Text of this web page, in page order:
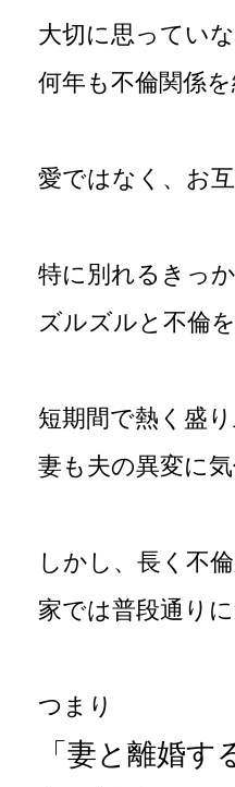
大切に思ってい
何年も不倫関係
愛ではなく、お
特に別れるきっ
ズルズルと不倫
短期間で熱く盛
妻も夫の異変に
しかし、長く不
家では普段通り
つまり
「妻と離婚